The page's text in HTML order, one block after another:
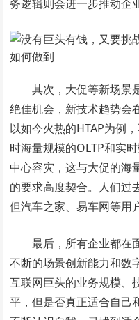
务逻辑则会进一步推动企
其次，大促等新场景
绝佳机会，新技术趋势会
以如今火热的HTAP为例
时海量规模的OLTP和实
中心容灾，这与大促的海
的要求高度契合。人们过
但汽车之家、易车网等用
最后，所有企业都在
不断的场景创新能力和数
互联网巨头的业务规模、
平，但是否真正适合自己